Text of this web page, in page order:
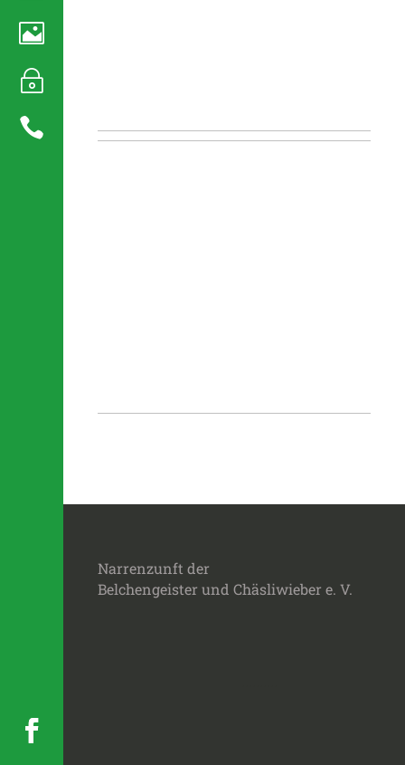

~

Narrenzunft der
Belchengeister und Chäsliwieber e. V.